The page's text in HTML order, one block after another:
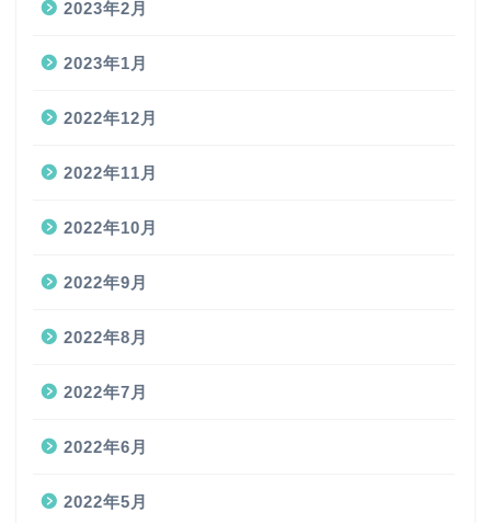
2023年2月
2023年1月
2022年12月
2022年11月
2022年10月
2022年9月
2022年8月
2022年7月
2022年6月
2022年5月